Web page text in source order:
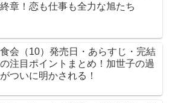
章！恋も仕事も全力な旭たち
会（10）発売日・あらすじ・完結
注目ポイントまとめ！加世子の過
ついに明かされる！